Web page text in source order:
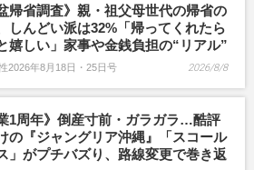
帰省調査》親・祖父母世代の帰省の
しんどい派は32%「帰ってくれたら
嬉しい」家事や金銭負担の“リアル”
2026年8月18日・25日号 2026/8/8
1周年》倒産寸前・ガラガラ…酷評
の『ジャングリア沖縄』「スコール
」がプチバズり、路線変更で巻き返